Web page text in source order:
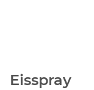
Eisspray